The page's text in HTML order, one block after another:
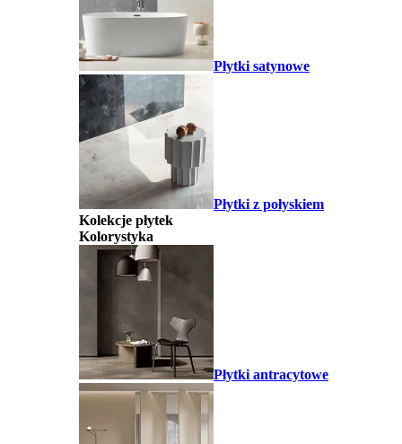
Płytki satynowe
Płytki z połyskiem
Kolekcje płytek
Kolorystyka
Płytki antracytowe